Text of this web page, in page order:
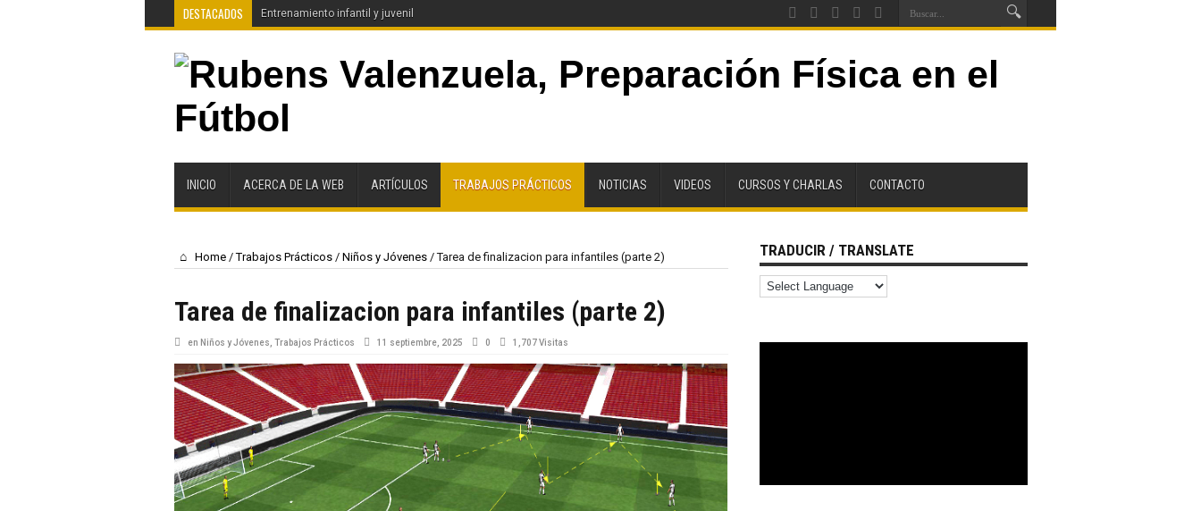
DESTACADOS Entrenamiento infantil y juvenil
INICIO ACERCA DE LA WEB ARTÍCULOS TRABAJOS PRÁCTICOS NOTICIAS VIDEOS CURSOS Y CHARLAS CONTACTO
Home / Trabajos Prácticos / Niños y Jóvenes / Tarea de finalizacion para infantiles (parte 2)
Tarea de finalizacion para infantiles (parte 2)
en Niños y Jóvenes Trabajos Prácticos 11 septiembre, 2025 0 1,707 Visitas
TRADUCIR / TRANSLATE